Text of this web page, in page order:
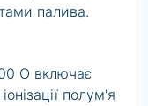
палива.
О включає
полум'я